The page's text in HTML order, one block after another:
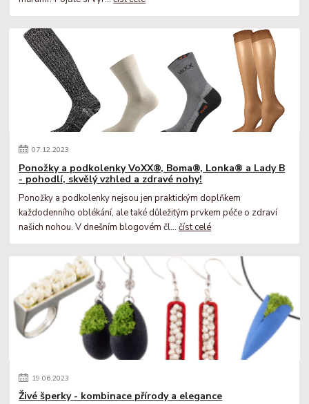
07.12.2023
Ponožky a podkolenky VoXX®, Boma®, Lonka® a Lady B
- pohodlí, skvělý vzhled a zdravé nohy!
Ponožky a podkolenky nejsou jen praktickým doplňkem
každodenního oblékání, ale také důležitým prvkem péče o zdraví
našich nohou. V dnešním blogovém čl...číst celé
19.06.2023
Živé šperky - kombinace přírody a elegance